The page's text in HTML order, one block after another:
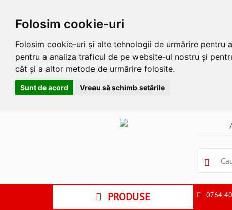
Folosim cookie-uri
Folosim cookie-uri și alte tehnologii de urmărire
pentru a analiza traficul de pe website-ul nostru și
cât și a altor metode de urmărire folosite.
Sunt de acord Vreau să schimb setările
a
PRODUSE 0764